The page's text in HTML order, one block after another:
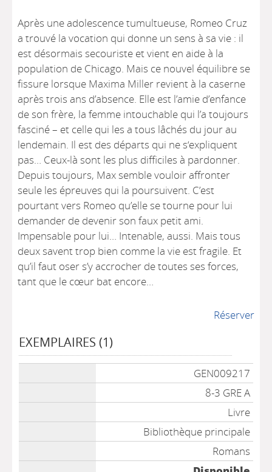
Après une adolescence tumultueuse, Romeo Cruz
a trouvé la vocation qui donne un sens à sa vie : il
est désormais secouriste et vient en aide à la
population de Chicago. Mais ce nouvel équilibre se
fissure lorsque Maxima Miller revient à la caserne
après trois ans d’absence. Elle est l’amie d’enfance
de son frère, la femme intouchable qui l’a toujours
fasciné – et celle qui les a tous lâchés du jour au
lendemain. Il est des départs qui ne s‘expliquent
pas… Ceux-là sont les plus difficiles à pardonner.
Depuis toujours, Max semble vouloir affronter
seule les épreuves qui la poursuivent. C’est
pourtant vers Romeo qu’elle se tourne pour lui
demander de devenir son faux petit ami.
Impensable pour lui… Intenable, aussi. Mais tous
deux savent trop bien comme la vie est fragile. Et
qu’il faut oser s’y accrocher de toutes ses forces,
tant que le cœur bat encore…
Réserver
EXEMPLAIRES (1)
GEN009217
8-3 GRE A
Livre
Bibliothèque principale
Romans